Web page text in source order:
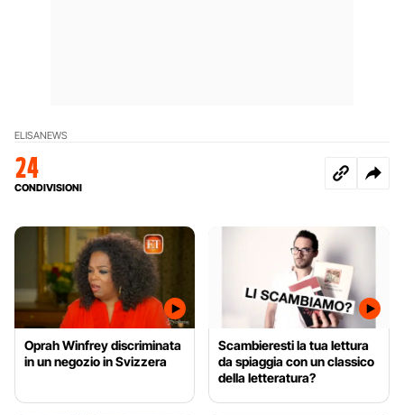
ELISANEWS
24
CONDIVISIONI
Oprah Winfrey discriminata
in un negozio in Svizzera
Scambieresti la tua lettura
da spiaggia con un classico
della letteratura?